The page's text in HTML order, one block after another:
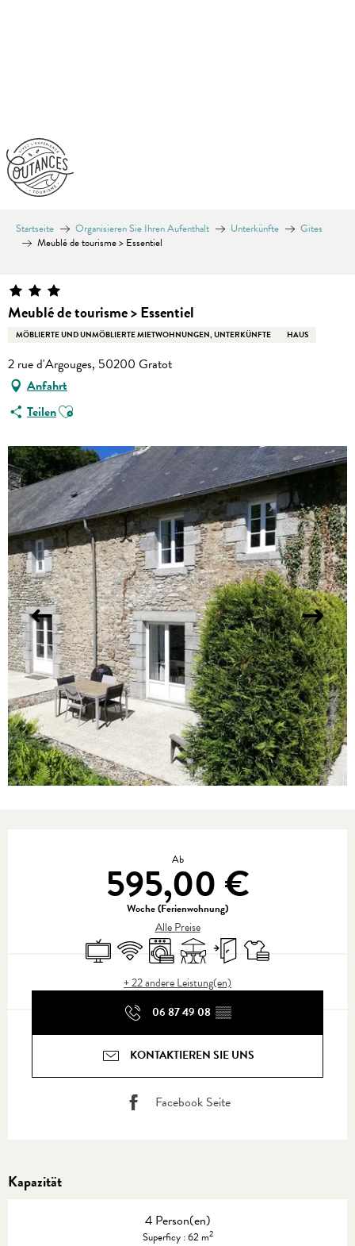
Startseite Organisieren Sie Ihren Aufenthalt Unterkünfte
Gites
Meublé de tourisme > Essentiel
Meublé de tourisme > Essentiel
MÖBLIERTE UND UNMÖBLIERTE MIETWOHNUNGEN, UNTERKÜNFTE HAUS
2 rue d'Argouges, 50200 Gratot
Anfahrt
TeilenAjouter aux favoris
Ab
595,00 €
Woche (Ferienwohnung)
Alle Preise
Fernsehen
Wi-Fi Waschmaschine
TerrasseUnabhängiger Eingang
Bettwäsche und Laken
+ 22 andere Leistung(en)
06 87 49 08 ▒▒
KONTAKTIEREN SIE UNS
Facebook Seite
Kapazität
4 Person(en)
Superficy : 62 m2